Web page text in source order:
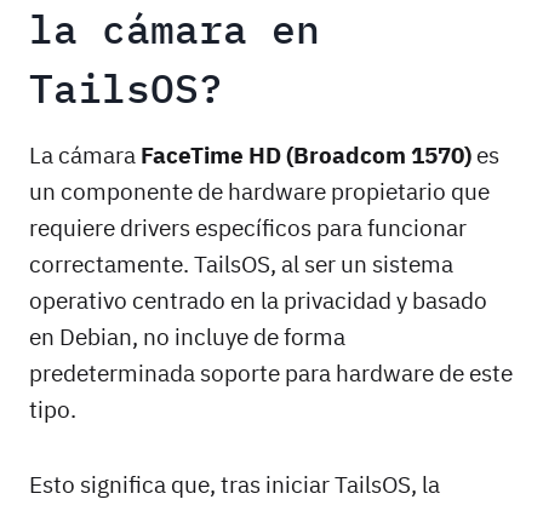
la cámara en
TailsOS?
La cámara FaceTime HD (Broadcom 1570) es
un componente de hardware propietario que
requiere drivers específicos para funcionar
correctamente. TailsOS, al ser un sistema
operativo centrado en la privacidad y basado
en Debian, no incluye de forma
predeterminada soporte para hardware de este
tipo.
Esto significa que, tras iniciar TailsOS, la